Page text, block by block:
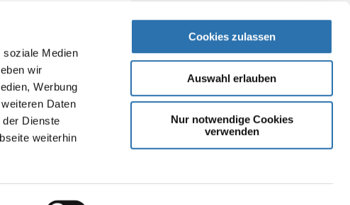
soziale Medien
wir
Werbung
Daten
Dienste
weiterhin
Cookies zulassen
Auswahl erlauben
Nur notwendige Cookies
verwenden